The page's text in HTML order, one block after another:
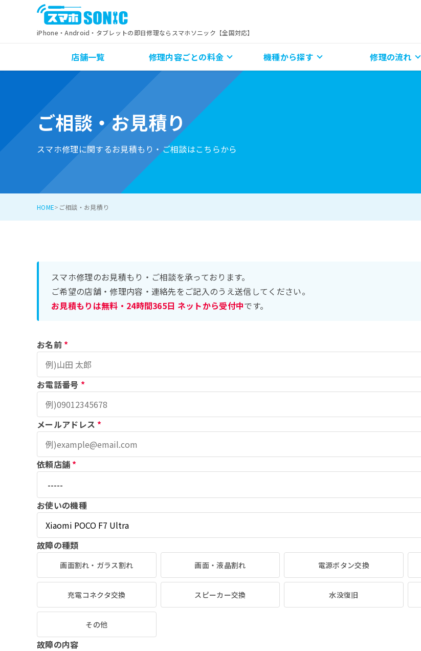
iPhone・Android・タブレットの即日修理ならスマホソニック【全国対応】
店舗一覧 修理内容ごとの料金 機種から探す 修理の流れ
ご相談・お見積り
スマホ修理に関するお見積もり・ご相談はこちらから
HOME ご相談・お見積り
スマホ修理のお見積もり・ご相談を承っております。
ご希望の店舗・修理内容・連絡先をご記入のうえ送信してください。
お見積もりは無料・24時間365日 ネットから受付中です。
お名前 *
お電話番号 *
メールアドレス *
依頼店舗 *
お使いの機種
故障の種類
画面割れ・ガラス割れ 画面・液晶割れ 電源ボタン交換
充電コネクタ交換 スピーカー交換 水没復旧
その他
故障の内容